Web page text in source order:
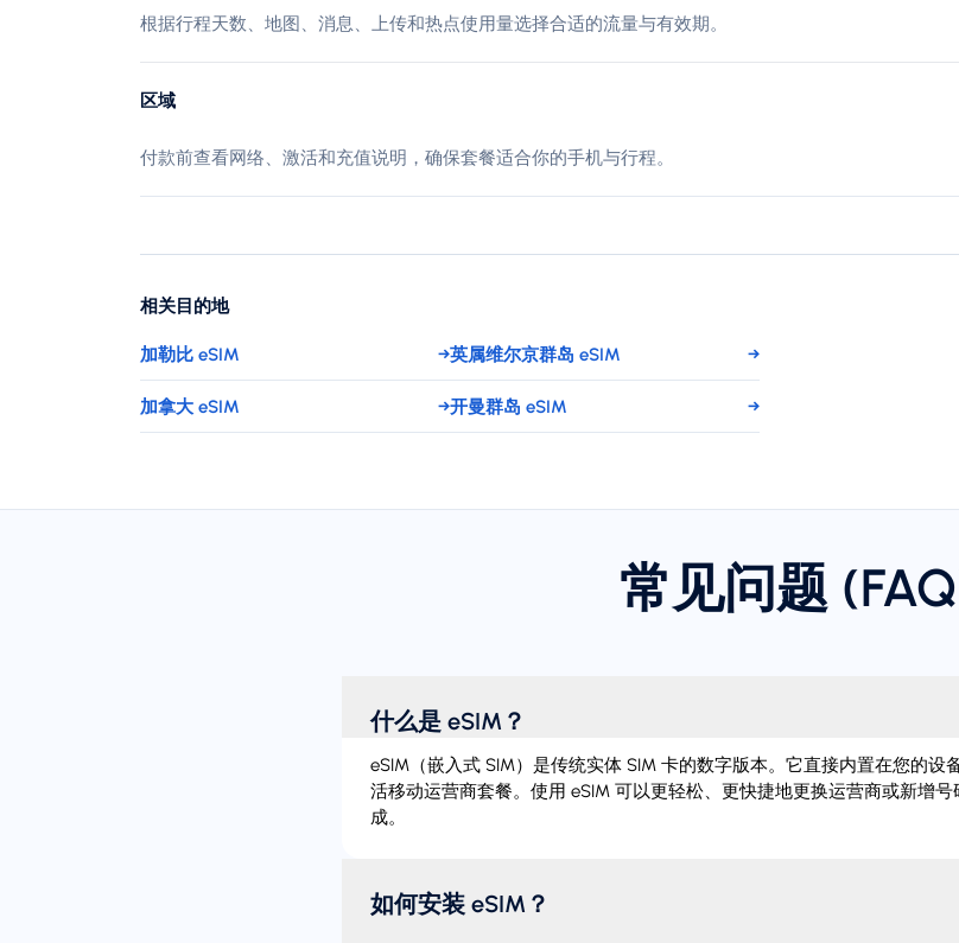
根据行程天数、地图、消息、上传和热点使用量选择合适的流量与有效期。
区域
付款前查看网络、激活和充值说明，确保套餐适合你的手机与行程。
相关目的地
加勒比 eSIM →英属维尔京群岛 eSIM →
加拿大 eSIM →开曼群岛 eSIM →
常见问题
什么是 eSIM？
eSIM（嵌入式 SIM）是传统实体 SIM 卡的数字版本。它直接内置在您的设
活移动运营商套餐。使用 eSIM 可以更轻松、更快捷地更换运营商或新增
成。
如何安装 eSIM？